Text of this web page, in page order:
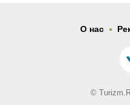
О нас .
©